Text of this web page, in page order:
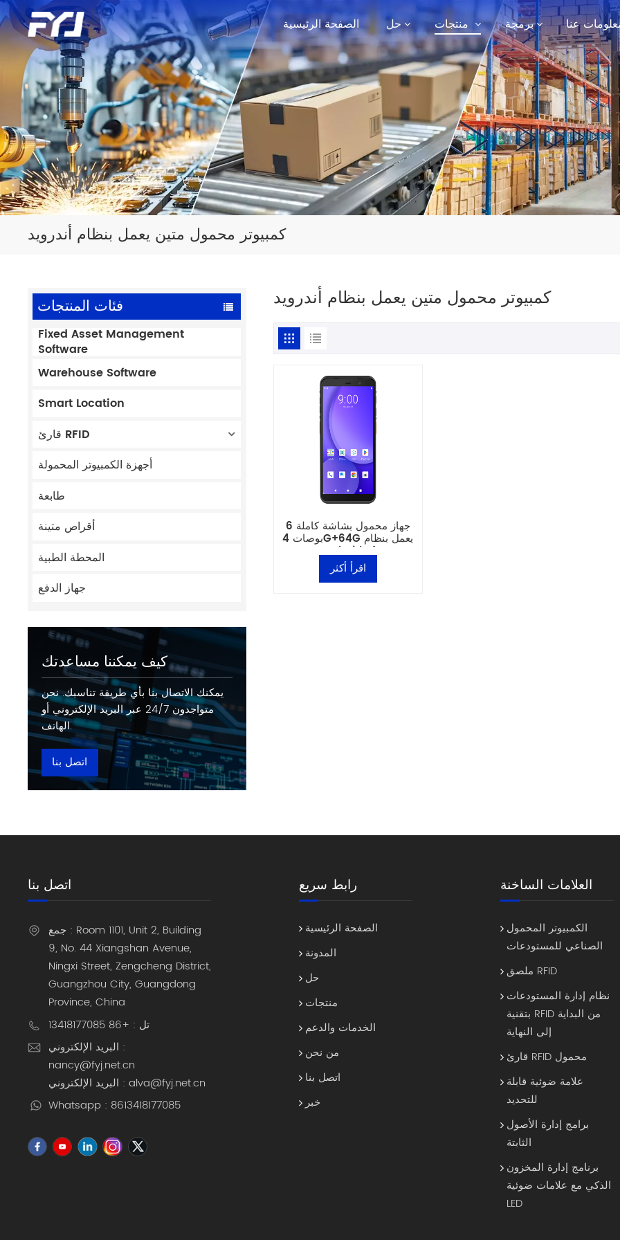
الصفحة الرئيسية حل برمجة عنا
كمبيوتر محمول متين يعمل بنظام أندرويد
فئات المنتجات
Fixed Asset Management
Software
Warehouse Software
Smart Location
قارئ RFID
أجهزة الكمبيوتر المحمولة
طابعة
أقراص متينة
المحطة الطبية
جهاز الدفع
كيف يمكننا مساعدتك
يمكنك الاتصال بنا بأي طريقة تناسبك. نحن
متواجدون 24/7 عبر البريد الإلكتروني أو
الهاتف.
اتصل بنا
كمبيوتر محمول متين يعمل بنظام أندرويد
جهاز محمول بشاشة كاملة 6
بوصات 4G+64G يعمل بنظام
Android 14
اقرأ أكثر
اتصل بنا
جمع : Room 1101, Unit 2, Building
9, No. 44 Xiangshan Avenue,
Ningxi Street, Zengcheng District,
Guangzhou City, Guangdong
Province, China
تل : +86 13418177085
البريد الإلكتروني :
nancy@fyj.net.cn
البريد الإلكتروني : alva@fyj.net.cn
Whatsapp : 8613418177085
رابط سريع
الصفحة الرئيسية
المدونة
حل
منتجات
الخدمات والدعم
من نحن
اتصل بنا
خبر
العلامات الساخنة
الكمبيوتر المحمول
الصناعي للمستودعات
ملصق RFID
نظام إدارة المستودعات
بتقنية RFID من البداية
إلى النهاية
قارئ RFID محمول
علامة ضوئية قابلة
للتحديد
برامج إدارة الأصول
الثابتة
برنامج إدارة المخزون
الذكي مع علامات ضوئية
LED